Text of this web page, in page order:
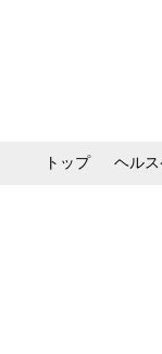
トップ ヘル